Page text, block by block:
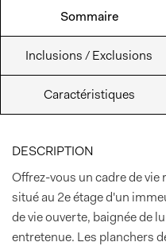
Sommaire
Inclusions / Exclusions
Caractéristiques
DESCRIPTION
Offrez-vous un cadre de
situé au 2e étage d'un
de vie ouverte, baignée de
entretenue. Les planchers